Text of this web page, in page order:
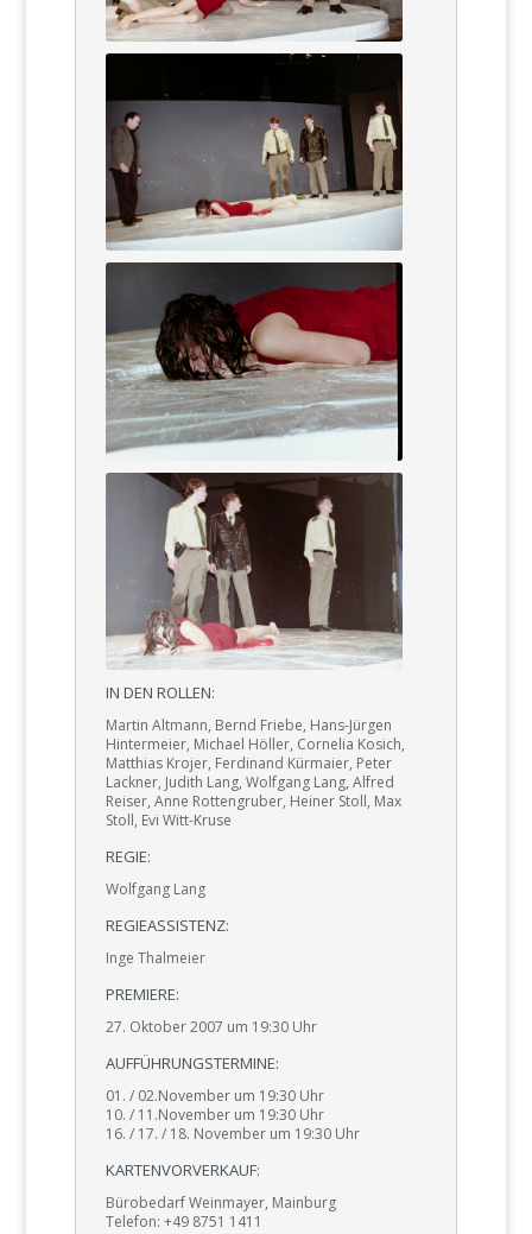
IN DEN ROLLEN:
Martin Altmann, Bernd Friebe, Hans-Jürgen
Hintermeier, Michael Höller, Cornelia Kosich,
Matthias Krojer, Ferdinand Kürmaier, Peter
Lackner, Judith Lang, Wolfgang Lang, Alfred
Reiser, Anne Rottengruber, Heiner Stoll, Max
Stoll, Evi Witt-Kruse
REGIE:
Wolfgang Lang
REGIEASSISTENZ:
Inge Thalmeier
PREMIERE:
27. Oktober 2007 um 19:30 Uhr
AUFFÜHRUNGSTERMINE:
01. / 02.November um 19:30 Uhr
10. / 11.November um 19:30 Uhr
16. / 17. / 18. November um 19:30 Uhr
KARTENVORVERKAUF:
Bürobedarf Weinmayer, Mainburg
Telefon: +49 8751 1411